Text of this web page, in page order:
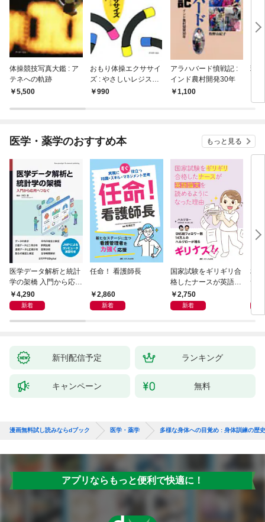
体操競技写真大鑑 : ア
テネへの軌跡
5,500
おもり体操エクササイ
ズ : やさしいレジスタ
ンス・トレーニング
990
アラハバード憤戦記 :
インド農村開発30年
1,100
現
医学・薬学のおすすめ本 もっと見る
医学データ解析と統計
学の架橋 入門から応用
へつなぐ
4,290
新着
任命！ 看護師長
2,860
新着
国家試験をギリギリ合
格したナースが英語論
文を読めるようになっ
た理由
2,750
新着
相
つ
新刊配信予定 ランキング
キャンペーン 無料
漫画無料試し読みならdブック 医学・薬学 多様な身体への目覚め : 身体訓練の歴
アプリならもっと便利で快適に！